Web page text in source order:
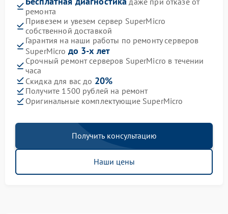
ремонта
Привезем и увезем сервер SuperMicro
собственной доставкой
Гарантия на наши работы по ремонту серверов
SuperMicro до 3-х лет
Срочный ремонт серверов SuperMicro в течении
часа
Скидка для вас до 20%
Получите 1500 рублей на ремонт
Оригинальные комплектующие SuperMicro
Получить консультацию
Наши цены